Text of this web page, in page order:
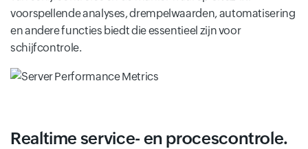
voorspellende analyses, drempelwaarden, automatisering
en andere functies biedt die essentieel zijn voor
schijfcontrole.
Realtime service- en procescontrole.